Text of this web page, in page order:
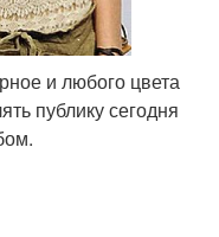
и любого цвета
публику сегодня